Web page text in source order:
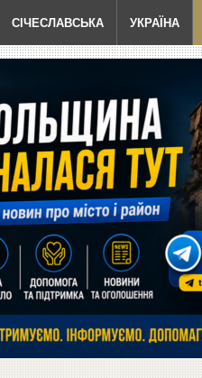
СІЧЕСЛАВСЬКА УКРАЇНА